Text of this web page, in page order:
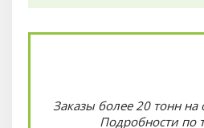
Заказы более 20 тонн на
Подробности по